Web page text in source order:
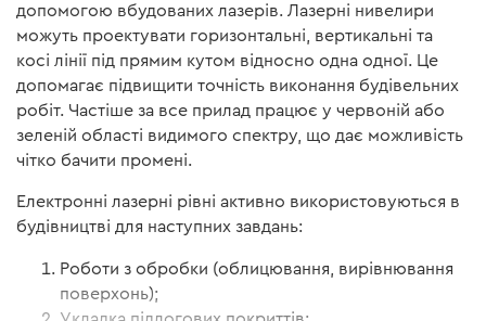
допомогою вбудованих лазерів. Лазерні нивелири
можуть проектувати горизонтальні, вертикальні та
косі лінії під прямим кутом відносно одна одної. Це
допомагає підвищити точність виконання будівельних
робіт. Частіше за все прилад працює у червоній або
зеленій області видимого спектру, що дає можливість
чітко бачити промені.
Електронні лазерні рівні активно використовуються в
будівництві для наступних завдань:
Роботи з обробки (облицювання, вирівнювання
поверхонь);